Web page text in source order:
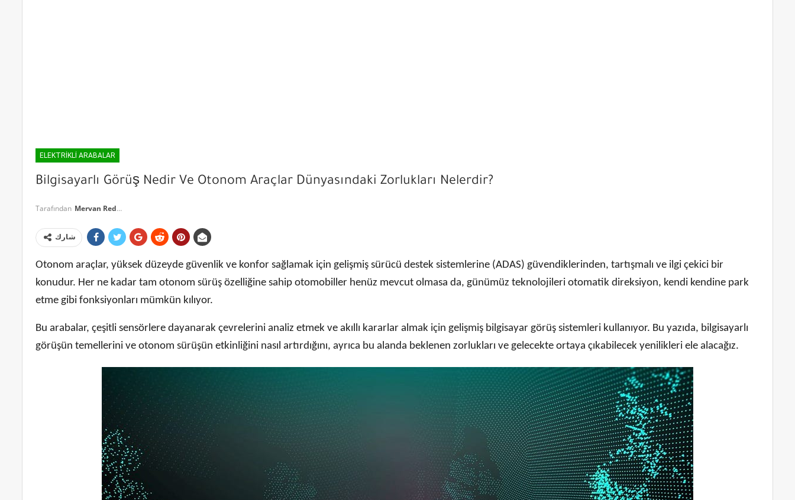
ELEKTRIKLI ARABALAR
Bilgisayarlı Görüş Nedir Ve Otonom Araçlar Dünyasındaki Zorlukları Nelerdir?
Tarafından Mervan Redha
شارك
Otonom araçlar, yüksek düzeyde güvenlik ve konfor sağlamak için gelişmiş sürücü destek sistemlerine (ADAS) güvendiklerinden, tartışmalı ve ilgi çekici bir
konudur. Her ne kadar tam otonom sürüş özelliğine sahip otomobiller henüz mevcut olmasa da, günümüz teknolojileri otomatik direksiyon, kendi kendine park
etme gibi fonksiyonları mümkün kılıyor.
Bu arabalar, çeşitli sensörlere dayanarak çevrelerini analiz etmek ve akıllı kararlar almak için gelişmiş bilgisayar görüş sistemleri kullanıyor. Bu yazıda, bilgisayarlı
görüşün temellerini ve otonom sürüşün etkinliğini nasıl artırdığını, ayrıca bu alanda beklenen zorlukları ve gelecekte ortaya çıkabilecek yenilikleri ele alacağız.